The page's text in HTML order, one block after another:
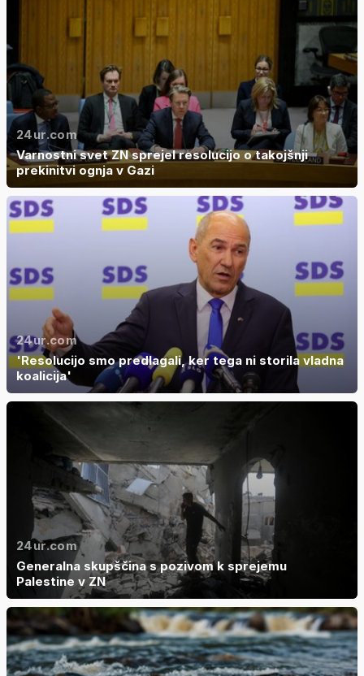
24ur.com
Varnostni svet ZN sprejel resolucijo o takojšnji
prekinitvi ognja v Gazi
24ur.com
'Resolucijo smo predlagali, ker tega ni storila vladna
koalicija'
24ur.com
Generalna skupščina s pozivom k sprejemu
Palestine v ZN